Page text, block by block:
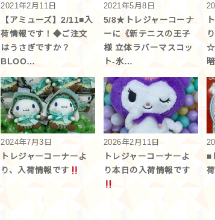
2021年2月11日
【アミューズ】2/11■入
荷情報です！◆ご注文
はうさぎですか？
BLOO…
2021年5月8日
5/8★トレジャーコーナ
ーに《新テニスの王子
様 立体ラバーマスコッ
ト-氷…
☆
2024年7月3日
トレジャーコーナーよ
り、入荷情報です
2026年2月11日
トレジャーコーナーよ
り本日の入荷情報です︎
■